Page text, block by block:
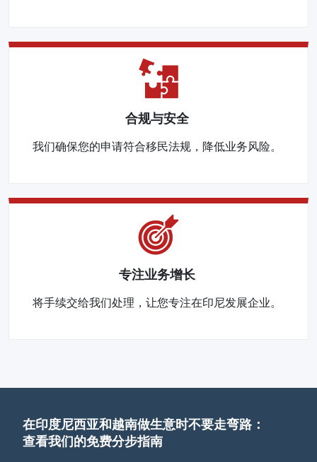
合规与安全
我们确保您的申请符合移民法规，降低业务风险。
专注业务增长
将手续交给我们处理，让您专注在印尼发展企业。
在印度尼西亚和越南做生意时不要走弯路：
查看我们的免费分步指南